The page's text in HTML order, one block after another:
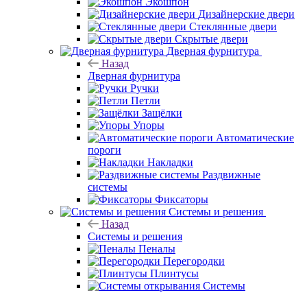
Дизайнерские двери
Стеклянные двери
Скрытые двери
Дверная фурнитура
Назад
Дверная фурнитура
Ручки
Петли
Защёлки
Упоры
Автоматические
пороги
Накладки
Раздвижные
системы
Фиксаторы
Системы и решения
Назад
Системы и решения
Пеналы
Перегородки
Плинтусы
Системы